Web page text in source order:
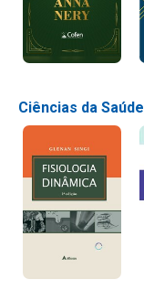
Ciências da Saúde